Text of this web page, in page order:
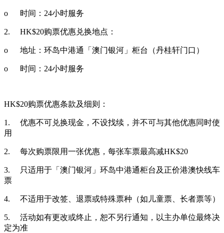
o 时间：24小时服务
2. HK$20购票优惠兑换地点：
o 地址：环岛中港通「澳门银河」柜台（丹桂轩门口）
o 时间：24小时服务
HK$20购票优惠条款及细则：
1.
优惠不可兑换现金，不设找续，并不可与其他优惠同时使
用
2. 每次购票限用一张优惠，每张车票最高减HK$20
3.
只适用于「澳门银河」环岛中港通柜台及正价港澳快线车
票
4. 不适用于改签、退票或特殊票种（如儿童票、长者票等）
5.
活动如有更改或终止，恕不另行通知，以主办单位最终决
定为准